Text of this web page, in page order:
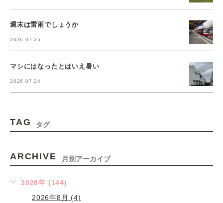
週末は雷雨でしょうか
2026.07.25
マシにはなったとはいえ暑い
2026.07.24
TAG タグ
ARCHIVE 月別アーカイブ
2026年 (144)
2026年8月 (4)